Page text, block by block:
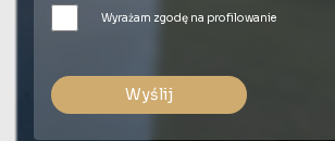
Wyrażam zgodę na profilowanie
Wyślij